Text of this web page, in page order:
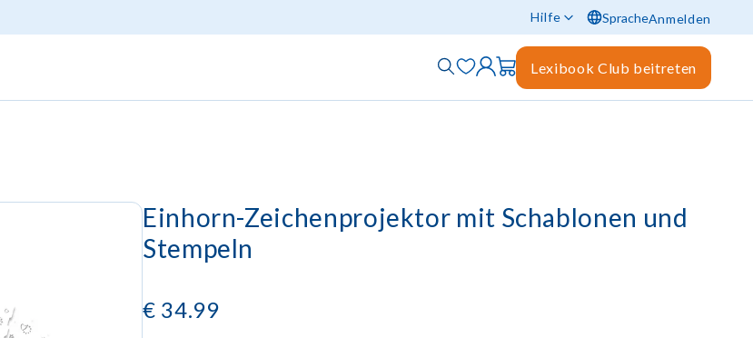
Hilfe SpracheAnmelden
Lexibook Club beitreten
Einhorn-Zeichenprojektor mit Schablonen und
Stempeln
€ 34.99